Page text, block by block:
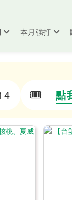
本月強打
🎟️ 點